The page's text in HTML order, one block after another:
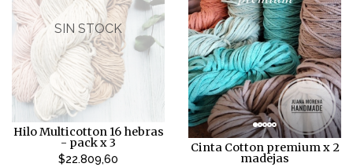
SIN STOCK
Hilo Multicotton 16 hebras
- pack x 3
$22.809,60
Cinta Cotton premium x 2
madejas